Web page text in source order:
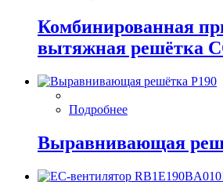
Комбинированная
вытяжная решётка
Подробнее
Выравнивающая